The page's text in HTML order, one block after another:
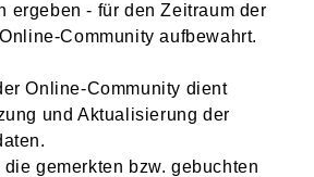
ergeben - für den Zeitraum der
Community aufbewahrt.
Online-Community dient
und Aktualisierung der
gemerkten bzw. gebuchten